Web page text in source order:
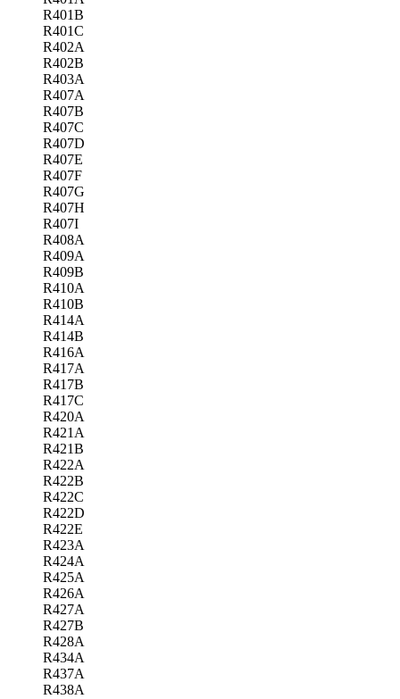
R401B
R401C
R402A
R402B
R403A
R407A
R407B
R407C
R407D
R407E
R407F
R407G
R407H
R407I
R408A
R409A
R409B
R410A
R410B
R414A
R414B
R416A
R417A
R417B
R417C
R420A
R421A
R421B
R422A
R422B
R422C
R422D
R422E
R423A
R424A
R425A
R426A
R427A
R427B
R428A
R434A
R437A
R438A